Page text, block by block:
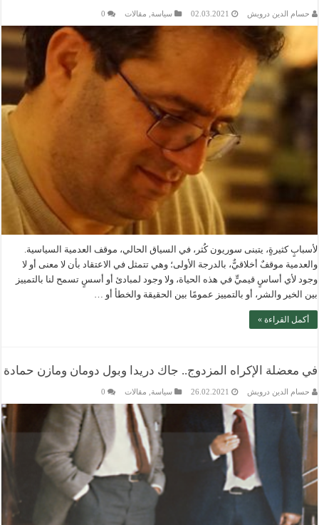
حسام الدين درويش 02.03.2021 سياسة مقالات 0
لأسبابٍ كثيرةٍ، يتبنى سوريون كُثر، في السياق الحالي، موقف العدمية السياسية.
والعدمية موقفٌ أخلاقيٌّ، بالدرجة الأولى؛ وهي تتمثل في الاعتقاد بأن لا معنى أو لا
وجود لأي أساسٍ قيميٍّ في هذه الحياة، ولا وجود لمبادئ أو أسسٍ تسمح لنا بالتمييز
بين الخير والشر، أو بالتمييز عمومًا بين الحقيقة والخطأ أو …
أكمل القراءة »
في معضلة الإكراه المزدوج.. جاك دريدا وبول دومان ومازن حمادة
حسام الدين درويش 26.02.2021 سياسة مقالات 0